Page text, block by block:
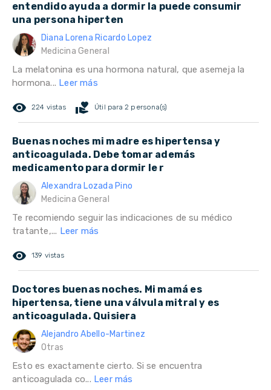
entendido ayuda a dormir la puede consumir
una persona hiperten
Diana Lorena Ricardo Lopez
Medicina General
La melatonina es una hormona natural, que asemeja la
hormona... Leer más
remove_red_eye 224 vistas volunteer_activism Útil para 2 persona(s)
Buenas noches mi madre es hipertensa y
anticoagulada. Debe tomar además
medicamento para dormir le r
Alexandra Lozada Pino
Medicina General
Te recomiendo seguir las indicaciones de su médico
tratante,... Leer más
remove_red_eye 139 vistas
Doctores buenas noches. Mi mamá es
hipertensa, tiene una válvula mitral y es
anticoagulada. Quisiera
Alejandro Abello-Martinez
Otras
Esto es exactamente cierto. Si se encuentra
anticoagulada co... Leer más